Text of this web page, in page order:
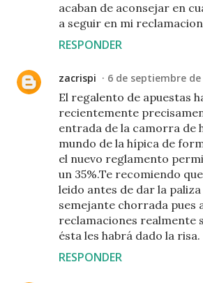
acaban de aconsejar en
a seguir en mi reclamacion
RESPONDER
zacrispi 6 de septiembre de
El regalento de apuestas
recientemente
entrada de la camorra de
mundo de la hípica de
el nuevo reglamento
un 35%.Te recomiendo
leido antes de dar la
semejante chorrada pues
reclamaciones realmente
ésta les habrá dado la risa.
RESPONDER